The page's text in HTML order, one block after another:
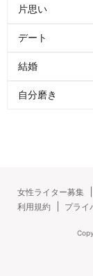
片思い
デート
結婚
自分磨き
女性ライター募集
利用規約
プライ